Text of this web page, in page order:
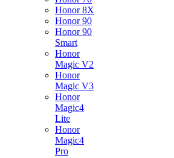
Honor 8X
Honor 90
Honor 90
Smart
Honor
Magic V2
Honor
Magic V3
Honor
Magic4
Lite
Honor
Magic4
Pro